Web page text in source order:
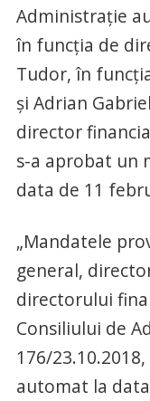
Administraţie
în funcţia de
Tudor, în
şi Adrian
director
s-a aprobat un
data de 11
„Mandatele
general,
directorului
Consiliului de
176/
automat la